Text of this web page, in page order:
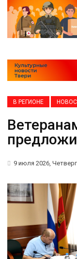
В РЕГИОНЕ
9 июля 2026,